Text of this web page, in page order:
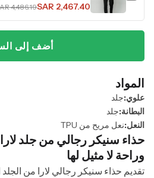
SAR 2,467.40
4,486.19
أضف إلى
المواد
علوي:جلد
البطانة:جلد
النعل:نعل مريح من TPU
حذاء سنيكر رجالي من جلد لارا
وراحة لا مثيل لها
تقديم حذاء سنيكر رجالي لارا من